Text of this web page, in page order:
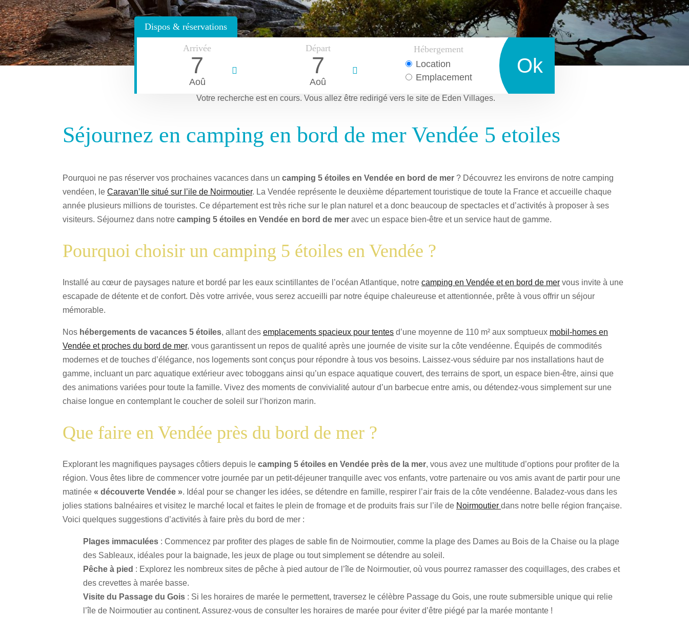
Dispos & réservations
Arrivée
7
Aoû
Départ
7
Aoû
Hébergement
Location
Emplacement
Ok
Votre recherche est en cours. Vous allez être redirigé vers le site de Eden Villages.
Séjournez en camping en bord de mer Vendée 5 etoiles
Pourquoi ne pas réserver vos prochaines vacances dans un camping 5 étoiles en Vendée en bord de mer ? Découvrez les environs de notre camping
vendéen, le Caravan’Ile situé sur l’ile de Noirmoutier. La Vendée représente le deuxième département touristique de toute la France et accueille chaque
année plusieurs millions de touristes. Ce département est très riche sur le plan naturel et a donc beaucoup de spectacles et d’activités à proposer à ses
visiteurs. Séjournez dans notre camping 5 étoiles en Vendée en bord de mer avec un espace bien-être et un service haut de gamme.
Pourquoi choisir un camping 5 étoiles en Vendée ?
Installé au cœur de paysages nature et bordé par les eaux scintillantes de l’océan Atlantique, notre camping en Vendée et en bord de mer vous invite à une
escapade de détente et de confort. Dès votre arrivée, vous serez accueilli par notre équipe chaleureuse et attentionnée, prête à vous offrir un séjour
mémorable.
Nos hébergements de vacances 5 étoiles, allant des emplacements spacieux pour tentes d’une moyenne de 110 m² aux somptueux mobil-homes en
Vendée et proches du bord de mer, vous garantissent un repos de qualité après une journée de visite sur la côte vendéenne. Équipés de commodités
modernes et de touches d’élégance, nos logements sont conçus pour répondre à tous vos besoins. Laissez-vous séduire par nos installations haut de
gamme, incluant un parc aquatique extérieur avec toboggans ainsi qu’un espace aquatique couvert, des terrains de sport, un espace bien-être, ainsi que
des animations variées pour toute la famille. Vivez des moments de convivialité autour d’un barbecue entre amis, ou détendez-vous simplement sur une
chaise longue en contemplant le coucher de soleil sur l’horizon marin.
Que faire en Vendée près du bord de mer ?
Explorant les magnifiques paysages côtiers depuis le camping 5 étoiles en Vendée près de la mer, vous avez une multitude d’options pour profiter de la
région. Vous êtes libre de commencer votre journée par un petit-déjeuner tranquille avec vos enfants, votre partenaire ou vos amis avant de partir pour une
matinée « découverte Vendée ». Idéal pour se changer les idées, se détendre en famille, respirer l’air frais de la côte vendéenne. Baladez-vous dans les
jolies stations balnéaires et visitez le marché local et faites le plein de fromage et de produits frais sur l’ile de Noirmoutier dans notre belle région française.
Voici quelques suggestions d’activités à faire près du bord de mer :
Plages immaculées : Commencez par profiter des plages de sable fin de Noirmoutier, comme la plage des Dames au Bois de la Chaise ou la plage
des Sableaux, idéales pour la baignade, les jeux de plage ou tout simplement se détendre au soleil.
Pêche à pied : Explorez les nombreux sites de pêche à pied autour de l’île de Noirmoutier, où vous pourrez ramasser des coquillages, des crabes et
des crevettes à marée basse.
Visite du Passage du Gois : Si les horaires de marée le permettent, traversez le célèbre Passage du Gois, une route submersible unique qui relie
l’île de Noirmoutier au continent. Assurez-vous de consulter les horaires de marée pour éviter d’être piégé par la marée montante !